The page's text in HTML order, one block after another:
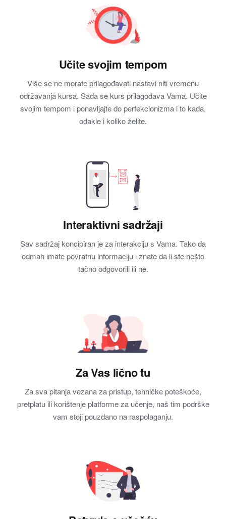
Učite svojim tempom
Više se ne morate prilagođavati nastavi niti vremenu
održavanja kursa. Sada se kurs prilagođava Vama. Učite
svojim tempom i ponavljajte do perfekcionizma i to kada,
odakle i koliko želite.
Interaktivni sadržaji
Sav sadržaj koncipiran je za interakciju s Vama. Tako da
odmah imate povratnu informaciju i znate da li ste nešto
tačno odgovorili ili ne.
Za Vas lično tu
Za sva pitanja vezana za pristup, tehničke poteškoće,
pretplatu ili korištenje platforme za učenje, naš tim podrške
vam stoji pouzdano na raspolaganju.